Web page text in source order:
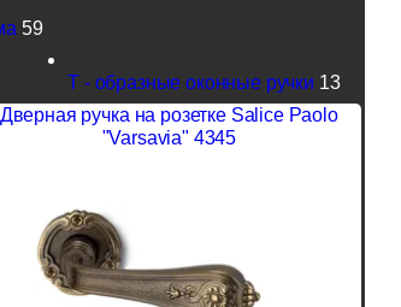
59
Т - образные оконные ручки 13
Дверная ручка на розетке Salice Paolo
"Varsavia" 4345